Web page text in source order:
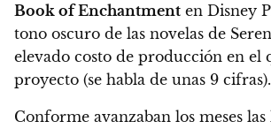
Book of Enchantment en Disney
tono oscuro de las novelas de
elevado costo de producción en el
proyecto (se habla de unas 9 cifras).
Conforme avanzaban los meses las